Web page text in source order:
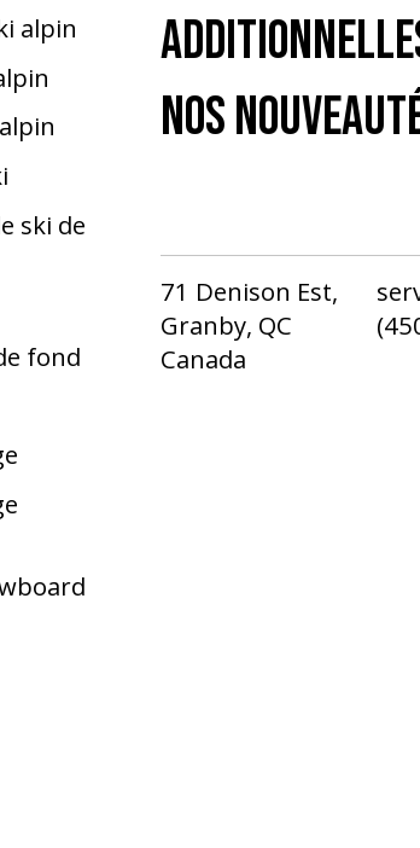
alpin
ski de
fond
NOS
71 Denison Est,
Granby, QC
Canada